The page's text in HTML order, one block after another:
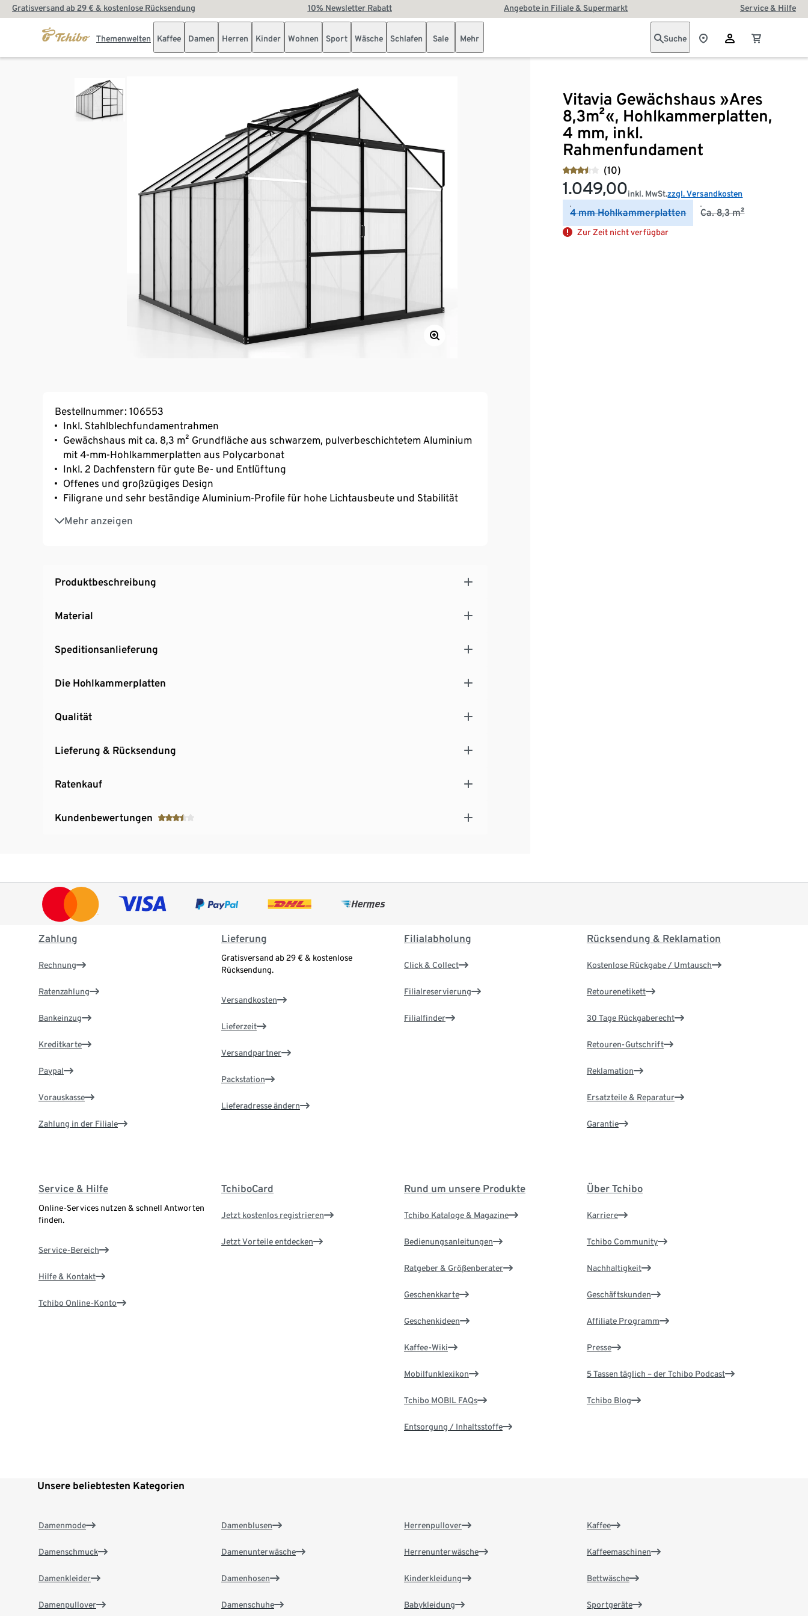
Gratisversand ab 29 € & kostenlose Rücksendung 10% Newsletter Rabatt Angebote in Filiale & Supermarkt Service & Hilfe
Themenwelten Kaffee Damen Herren Kinder Wohnen Sport Wäsche Schlafen Sale Mehr Suche
Vitavia Gewächshaus »Ares
8,3m²«, Hohlkammerplatten,
4 mm, inkl.
Rahmenfundament
(10)
1.049,00inkl. MwSt.zzgl. Versandkosten
4 mm Hohlkammerplatten Ca. 8,3 m²
Zur Zeit nicht verfügbar
Bestellnummer: 106553
Inkl. Stahlblechfundamentrahmen
Gewächshaus mit ca. 8,3 m² Grundfläche aus schwarzem, pulverbeschichtetem Aluminium
mit 4-mm-Hohlkammerplatten aus Polycarbonat
Inkl. 2 Dachfenstern für gute Be- und Entlüftung
Offenes und großzügiges Design
Filigrane und sehr beständige Aluminium-Profile für hohe Lichtausbeute und Stabilität
Mehr anzeigen
Exklusiv bei Tchibo in Schwarz erhältlich
Produktbeschreibung
Material
Speditionsanlieferung
Die Hohlkammerplatten
Qualität
Lieferung & Rücksendung
Ratenkauf
Kundenbewertungen
Zahlung
Rechnung
Ratenzahlung
Bankeinzug
Kreditkarte
Paypal
Vorauskasse
Zahlung in der Filiale
Lieferung
Gratisversand ab 29 € & kostenlose
Rücksendung.
Versandkosten
Lieferzeit
Versandpartner
Packstation
Lieferadresse ändern
Filialabholung
Click & Collect
Filialreservierung
Filialfinder
Rücksendung & Reklamation
Kostenlose Rückgabe / Umtausch
Retourenetikett
30 Tage Rückgaberecht
Retouren-Gutschrift
Reklamation
Ersatzteile & Reparatur
Garantie
Service & Hilfe
Online-Services nutzen & schnell Antworten
finden.
Service-Bereich
Hilfe & Kontakt
Tchibo Online-Konto
TchiboCard
Jetzt kostenlos registrieren
Jetzt Vorteile entdecken
Rund um unsere Produkte
Tchibo Kataloge & Magazine
Bedienungsanleitungen
Ratgeber & Größenberater
Geschenkkarte
Geschenkideen
Kaffee-Wiki
Mobilfunklexikon
Tchibo MOBIL FAQs
Entsorgung / Inhaltsstoffe
Über Tchibo
Karriere
Tchibo Community
Nachhaltigkeit
Geschäftskunden
Affiliate Programm
Presse
5 Tassen täglich – der Tchibo Podcast
Tchibo Blog
Unsere beliebtesten Kategorien
Damenmode
Damenschmuck
Damenkleider
Damenpullover
Damenblusen
Damenunterwäsche
Damenhosen
Damenschuhe
Herrenpullover
Herrenunterwäsche
Kinderkleidung
Babykleidung
Kaffee
Kaffeemaschinen
Bettwäsche
Sportgeräte